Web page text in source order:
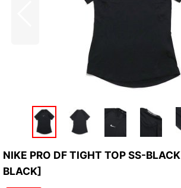
NIKE PRO DF TIGHT TOP SS-BLACK
BLACK]